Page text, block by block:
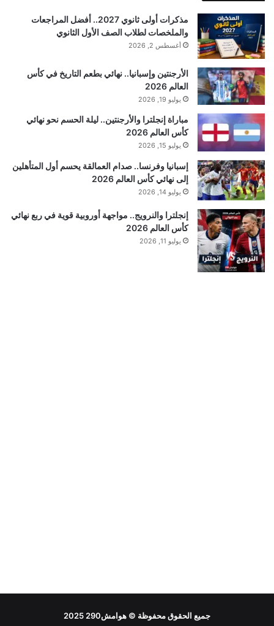
مذكرات أولى ثانوي 2027.. أفضل المراجعات
والملخصات لطلاب الصف الأول الثانوي
أغسطس 2, 2026
الأرجنتين وإسبانيا.. نهائي بطعم التاريخ في كأس
العالم 2026
يوليو 19, 2026
مباراة إنجلترا والأرجنتين.. ليلة الحسم نحو نهائي
كأس العالم 2026
يوليو 15, 2026
إسبانيا وفرنسا.. صدام العمالقة يحسم أول المتأهلين
إلى نهائي كأس العالم 2026
يوليو 14, 2026
إنجلترا والنرويج.. مواجهة أوروبية قوية في ربع نهائي
كأس العالم 2026
يوليو 11, 2026
جميع الحقوق محفوظة © هوامش290